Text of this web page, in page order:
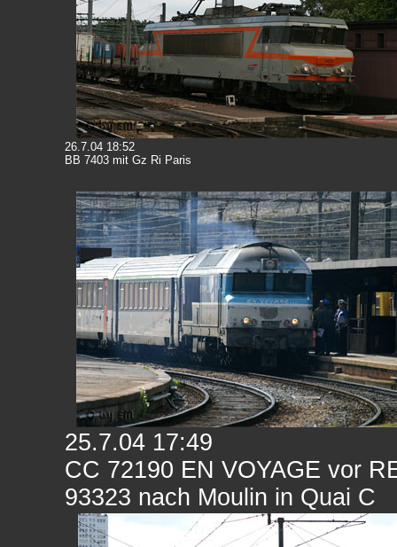
26.7.04 18:52
BB 7403 mit Gz Ri Paris
25.7.04 17:49
CC 72190 EN VOYAGE vor
93323 nach Moulin in Quai C